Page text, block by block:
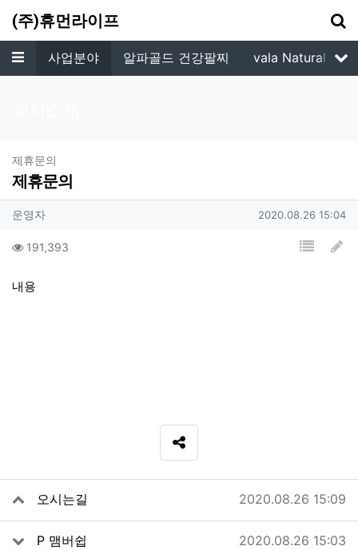
(주)휴먼라이프
메뉴
개 사업분야 알파골드 건강팔찌
vala Natural
제휴문의
제휴문의
작성자 정보
운영자작성 작성일
2020.08.26 15:04
컨텐츠 정보
191,393 목록 글
본문
내용
SNS 공유
관련자료
오시는길 작성일
2020.08.26 15:09
P 맴버쉽 작성일
2020.08.26 15:03